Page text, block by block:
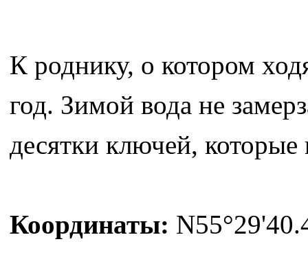
К роднику, о котором
год. Зимой вода не
десятки ключей,
Координаты: